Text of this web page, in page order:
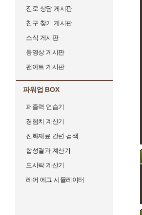
진로 상담 게시판
친구 찾기 게시판
소식 게시판
동영상 게시판
팬아트 게시판
파워업 BOX
퍼즐력 연습기
경험치 계산기
진화재료 간편 검색
합성결과 계산기
도시락 계산기
레어 에그 시뮬레이터